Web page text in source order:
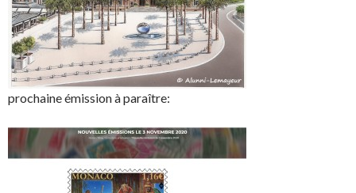
prochaine émission à paraître: